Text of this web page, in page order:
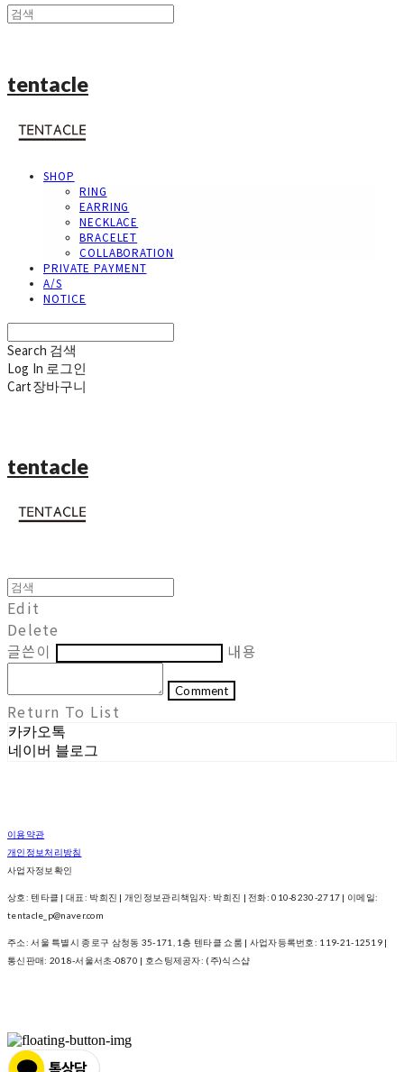
tentacle
SHOP
RING
EARRING
NECKLACE
BRACELET
COLLABORATION
PRIVATE PAYMENT
A/S
NOTICE
Search 검색
Log In 로그인
Cart장바구니
tentacle
Edit
Delete
글쓴이
내용
Comment
Return To List
카카오톡
네이버 블로그
이용약관
개인정보처리방침
사업자정보확인
상호: 텐타클 | 대표: 박희진 | 개인정보관리책임자: 박희진 | 전화: 010-8230-2717 | 이메일:
tentacle_p@naver.com
주소: 서울 특별시 종로구 삼청동 35-171, 1층 텐타클 쇼룸 | 사업자등록번호: 119-21-12519 |
통신판매: 2018-서울서초-0870 | 호스팅제공자: (주)식스샵